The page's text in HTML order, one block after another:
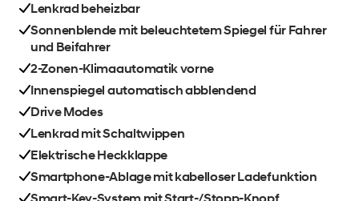
Lenkrad beheizbar
Sonnenblende mit beleuchtetem Spiegel für Fahrer
und Beifahrer
2-Zonen-Klimaautomatik vorne
Innenspiegel automatisch abblendend
Drive Modes
Lenkrad mit Schaltwippen
Elektrische Heckklappe
Smartphone-Ablage mit kabelloser Ladefunktion